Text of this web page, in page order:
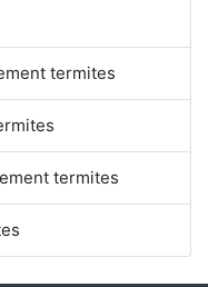
termites
termites